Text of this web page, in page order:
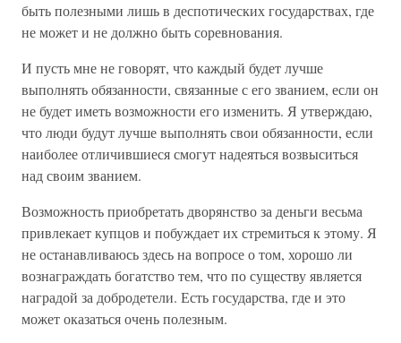
быть полезными лишь в деспотических государствах, где
не может и не должно быть соревнования.
И пусть мне не говорят, что каждый будет лучше
выполнять обязанности, связанные с его званием, если он
не будет иметь возможности его изменить. Я утверждаю,
что люди будут лучше выполнять свои обязанности, если
наиболее отличившиеся смогут надеяться возвыситься
над своим званием.
Возможность приобретать дворянство за деньги весьма
привлекает купцов и побуждает их стремиться к этому. Я
не останавливаюсь здесь на вопросе о том, хорошо ли
вознаграждать богатство тем, что по существу является
наградой за добродетели. Есть государства, где и это
может оказаться очень полезным.